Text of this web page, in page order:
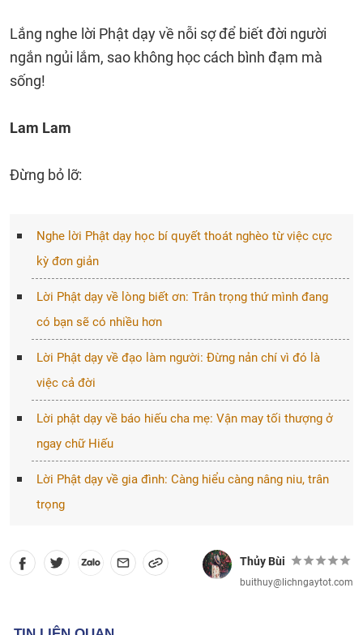
Lắng nghe lời Phật dạy về nỗi sợ để biết đời người
ngắn ngủi lắm, sao không học cách bình đạm mà
sống!
Lam Lam
Đừng bỏ lỡ:
Nghe lời Phật dạy học bí quyết thoát nghèo từ việc cực
kỳ đơn giản
Lời Phật dạy về lòng biết ơn: Trân trọng thứ mình đang
có bạn sẽ có nhiều hơn
Lời Phật dạy về đạo làm người: Đừng nản chí vì đó là
việc cả đời
Lời phật dạy về báo hiếu cha mẹ: Vận may tối thượng ở
ngay chữ Hiếu
Lời Phật dạy về gia đình: Càng hiểu càng nâng niu, trân
trọng
Thủy Bùi
buithuy@lichngaytot.com